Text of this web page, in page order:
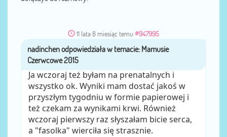
11 lata 8 miesiąc temu #947995
przeznadinchen
Ja wczoraj też byłam na prenatalnych i
wszystko ok. Wyniki mam dostać jakoś w
przyszłym tygodniu w formie papierowej i
też czekam za wynikami krwi. Również
wczoraj pierwszy raz słyszałam bicie serca,
a "fasolka" wierciła się strasznie.